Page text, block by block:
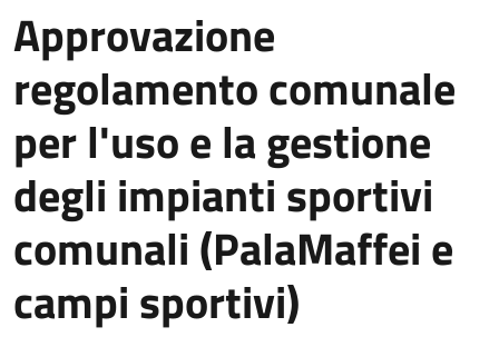
Approvazione
regolamento comunale
per l'uso e la gestione
degli impianti sportivi
comunali (PalaMaffei e
campi sportivi)